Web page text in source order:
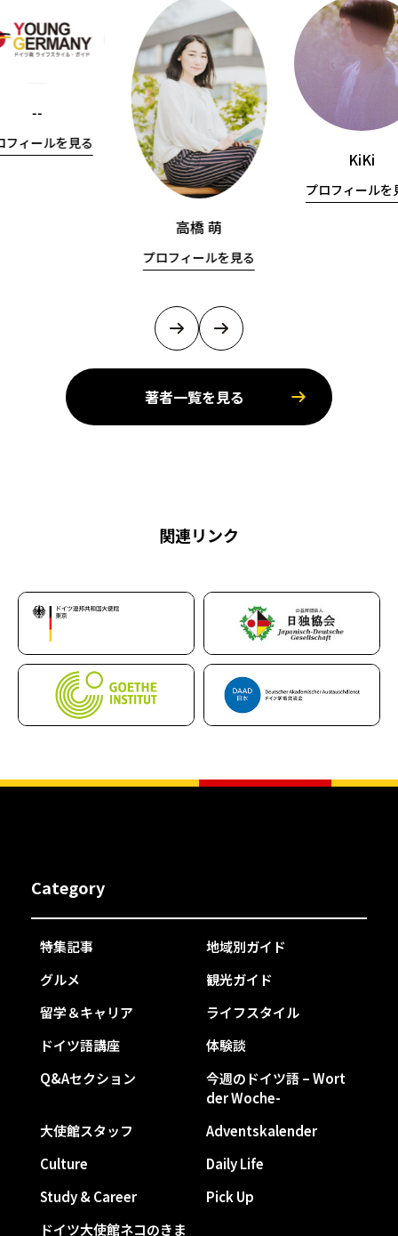
--
フィールを見る
高橋 萌
プロフィールを見る
KiKi
プロフィールを
著者一覧を見る
関連リンク
Category
特集記事
地域別ガイド
グルメ
観光ガイド
留学＆キャリア
ライフスタイル
ドイツ語講座
体験談
Q&Aセクション
今週のドイツ語 – Wort
der Woche-
大使館スタッフ
Adventskalender
Culture
Daily Life
Study & Career
Pick Up
ドイツ大使館ネコのきま